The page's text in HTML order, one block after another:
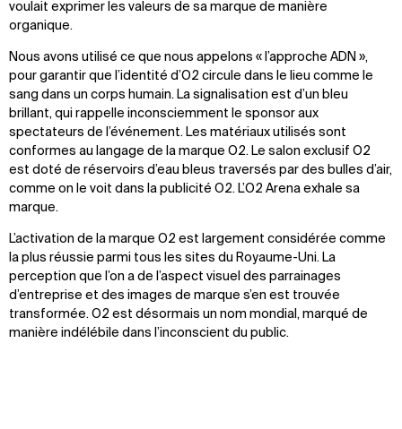
voulait exprimer les valeurs de sa marque de manière
organique.
Nous avons utilisé ce que nous appelons « l’approche ADN »,
pour garantir que l’identité d’O2 circule dans le lieu comme le
sang dans un corps humain. La signalisation est d’un bleu
brillant, qui rappelle inconsciemment le sponsor aux
spectateurs de l’événement. Les matériaux utilisés sont
conformes au langage de la marque O2. Le salon exclusif O2
est doté de réservoirs d’eau bleus traversés par des bulles d’air,
comme on le voit dans la publicité O2. L’O2 Arena exhale sa
marque.
L’activation de la marque O2 est largement considérée comme
la plus réussie parmi tous les sites du Royaume-Uni. La
perception que l’on a de l’aspect visuel des parrainages
d’entreprise et des images de marque s’en est trouvée
transformée. O2 est désormais un nom mondial, marqué de
manière indélébile dans l’inconscient du public.